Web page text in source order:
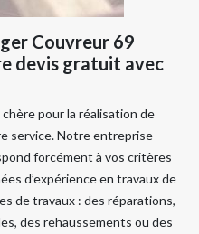
Couvreur 69
devis gratuit avec
pour la réalisation de
service. Notre entreprise
forcément à vos critères
d’expérience en travaux de
de travaux : des réparations,
des rehaussements ou des